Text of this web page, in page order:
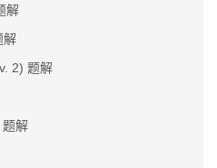
解
解
2) 题解
解